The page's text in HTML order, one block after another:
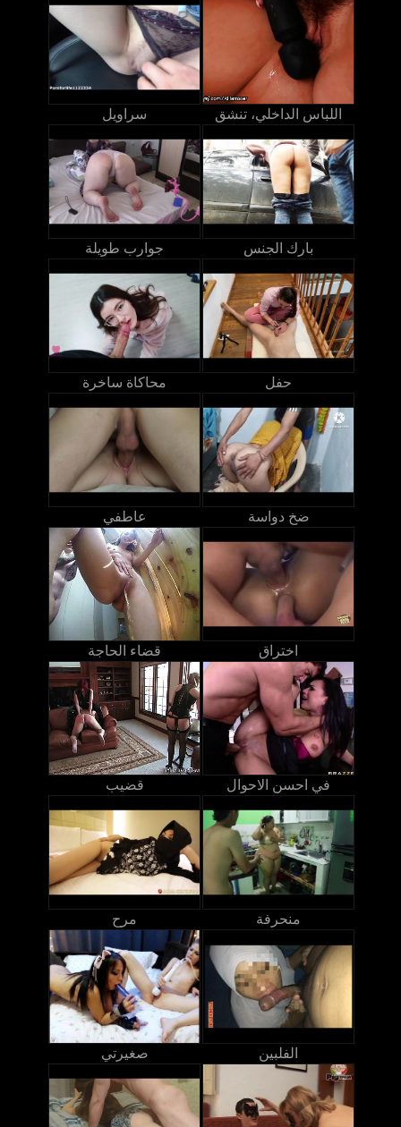
سراويل اللباس الداخلي، تنشق
جوارب طويلة بارك الجنس
محاكاة ساخرة حفل
عاطفي ضخ دواسة
قضاء الحاجة اختراق
قضيب في احسن الاحوال
مرح منحرفة
صغيرتي الفلبين